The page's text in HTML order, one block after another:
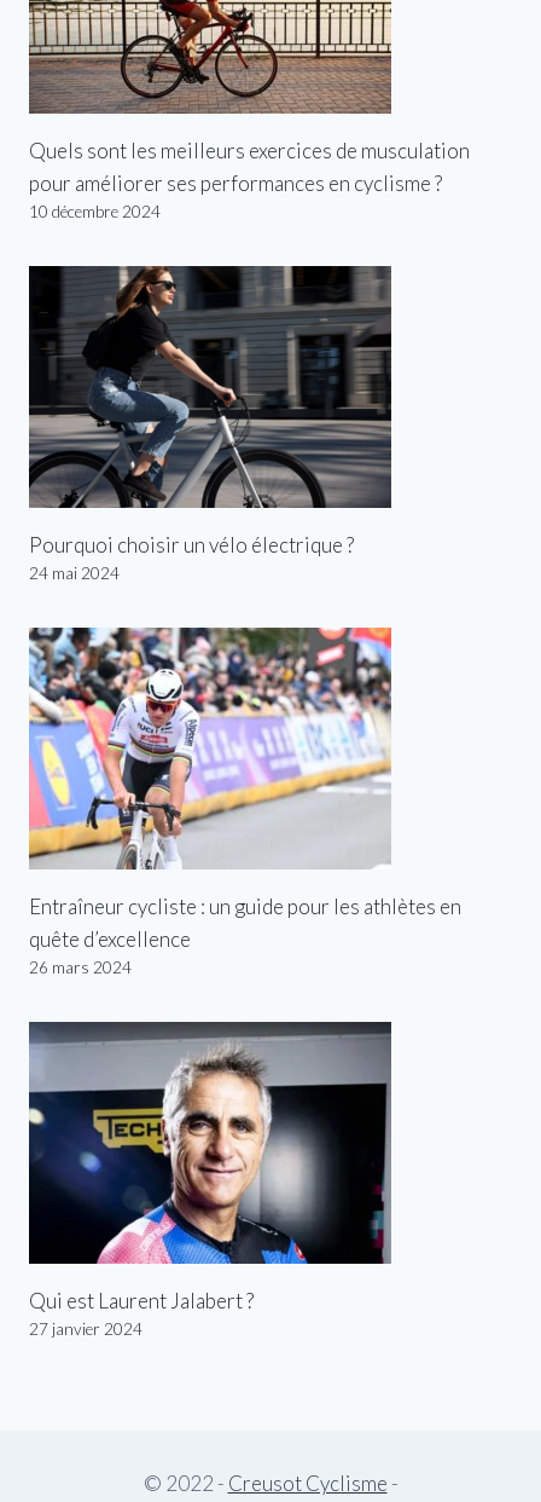
Quels sont les meilleurs exercices de musculation
pour améliorer ses performances en cyclisme ?
10 décembre 2024
Pourquoi choisir un vélo électrique ?
24 mai 2024
Entraîneur cycliste : un guide pour les athlètes en
quête d’excellence
26 mars 2024
Qui est Laurent Jalabert ?
27 janvier 2024
© 2022 - Creusot Cyclisme -